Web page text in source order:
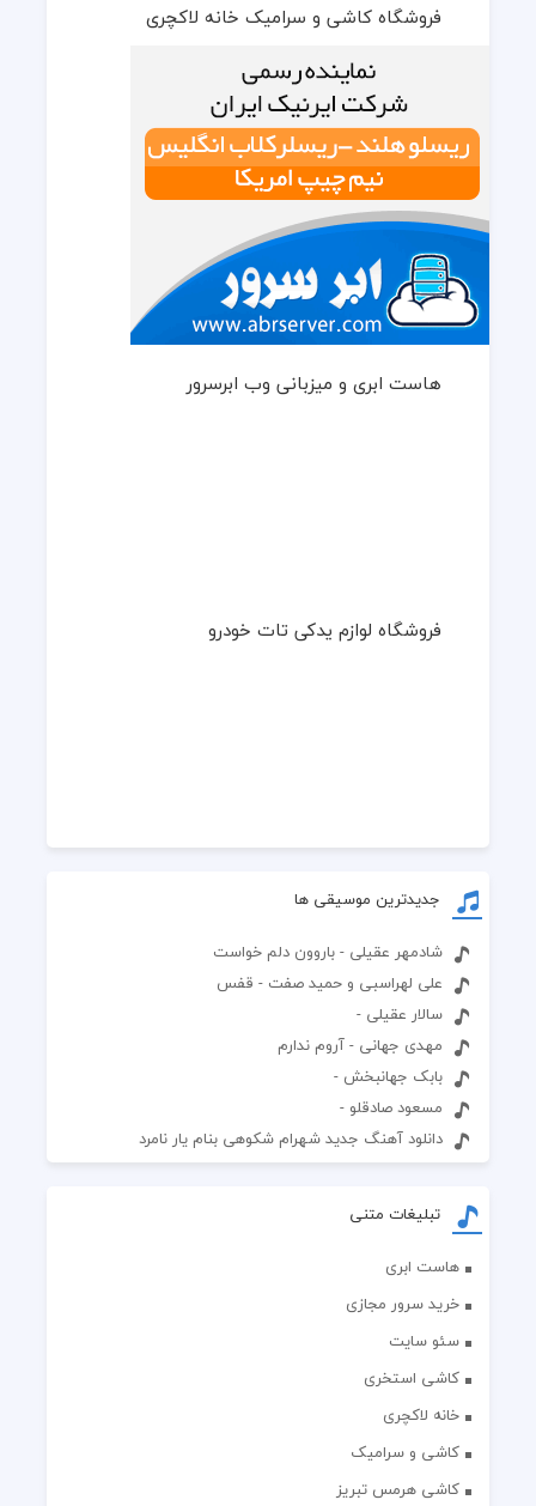
فروشگاه کاشی و سرامیک خانه لاکچری
هاست ابری و میزبانی وب ابرسرور
فروشگاه لوازم یدکی تات خودرو
جدیدترین موسیقی ها
شادمهر عقیلی - باروون دلم خواست
علی لهراسبی و حمید صفت - قفس
سالار عقیلی -
مهدی جهانی - آروم ندارم
بابک جهانبخش -
مسعود صادقلو -
دانلود آهنگ جدید شهرام شکوهی بنام یار نامرد
تبلیغات متنی
هاست ابری
خرید سرور مجازی
سئو سایت
کاشی استخری
خانه لاکچری
کاشی و سرامیک
کاشی هرمس تبریز